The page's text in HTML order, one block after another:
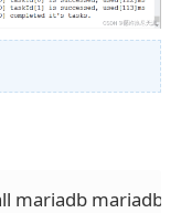
mariadb